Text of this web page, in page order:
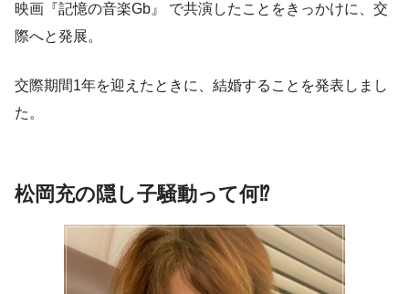
映画『記憶の音楽Gb』 で共演したことをきっかけに、交
際へと発展。
交際期間1年を迎えたときに、結婚することを発表しまし
た。
松岡充の隠し子騒動って何⁉︎